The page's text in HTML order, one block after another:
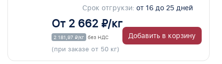
Срок отгрукзи: от 16 до 25 дней
От 2 662 ₽/кг
2 181,97 ₽/кг без НДС
(при заказе от 50 кг)
Добавить в корзину